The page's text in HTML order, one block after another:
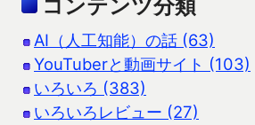
コンテンツ分類
AI（人工知能）の話 (63)
YouTuberと動画サイト (103)
いろいろ (383)
いろいろレビュー (27)